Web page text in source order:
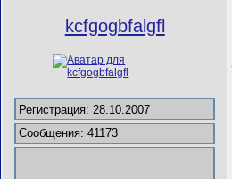
kcfgogbfalgfl
Регистрация: 28.10.2007
Сообщения: 41173